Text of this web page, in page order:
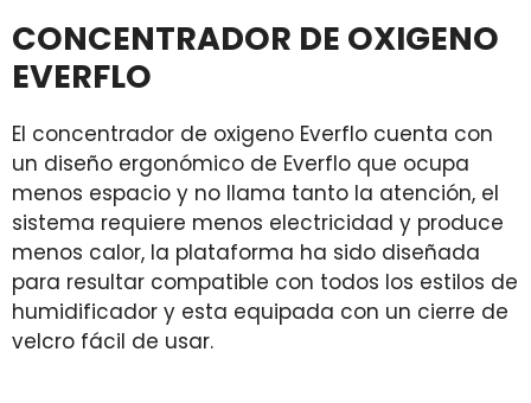
CONCENTRADOR DE OXIGENO
EVERFLO
El concentrador de oxigeno Everflo cuenta con
un diseño ergonómico de Everflo que ocupa
menos espacio y no llama tanto la atención, el
sistema requiere menos electricidad y produce
menos calor, la plataforma ha sido diseñada
para resultar compatible con todos los estilos de
humidificador y esta equipada con un cierre de
velcro fácil de usar.